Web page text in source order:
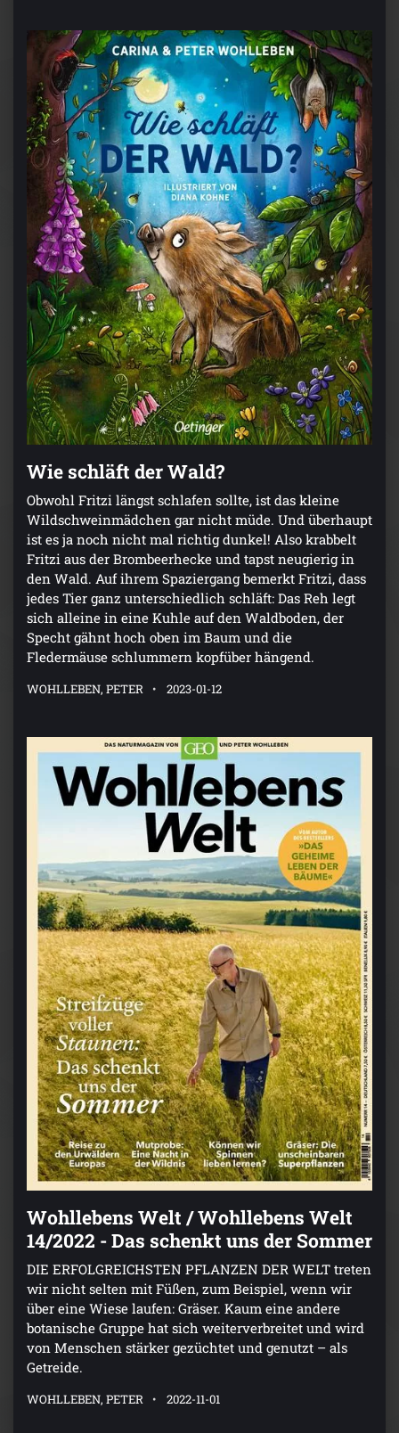
Wie schläft der Wald?
Obwohl Fritzi längst schlafen sollte, ist das kleine
Wildschweinmädchen gar nicht müde. Und überhaupt
ist es ja noch nicht mal richtig dunkel! Also krabbelt
Fritzi aus der Brombeerhecke und tapst neugierig in
den Wald. Auf ihrem Spaziergang bemerkt Fritzi, dass
jedes Tier ganz unterschiedlich schläft: Das Reh legt
sich alleine in eine Kuhle auf den Waldboden, der
Specht gähnt hoch oben im Baum und die
Fledermäuse schlummern kopfüber hängend.
WOHLLEBEN, PETER 2023-01-12
Wohllebens Welt / Wohllebens Welt
14/2022 - Das schenkt uns der Sommer
DIE ERFOLGREICHSTEN PFLANZEN DER WELT treten
wir nicht selten mit Füßen, zum Beispiel, wenn wir
über eine Wiese laufen: Gräser. Kaum eine andere
botanische Gruppe hat sich weiterverbreitet und wird
von Menschen stärker gezüchtet und genutzt – als
Getreide.
WOHLLEBEN, PETER 2022-11-01